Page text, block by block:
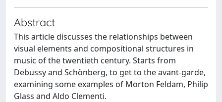
Abstract
This article discusses the relationships between
visual elements and compositional structures in
music of the twentieth century. Starts from
Debussy and Schönberg, to get to the avant-garde,
examining some examples of Morton Feldam, Philip
Glass and Aldo Clementi.